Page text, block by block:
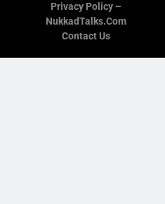
Privacy Policy –
NukkadTalks.com
Contact Us